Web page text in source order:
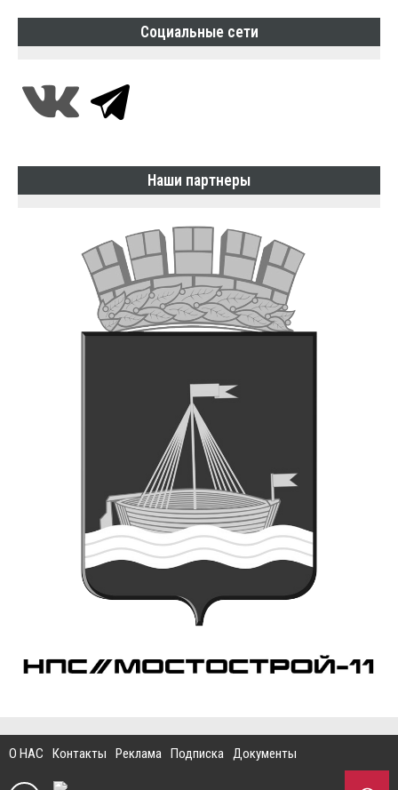
Социальные сети
Наши партнеры
О НАС Контакты Реклама Подписка Документы